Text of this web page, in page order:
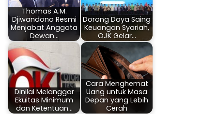
Thomas A.M.
Djiwandono Resmi
Menjabat Anggota
Dewan…
Dorong Daya Saing
Keuangan Syariah,
OJK Gelar…
Dinilai Melanggar
Ekuitas Minimum
dan Ketentuan…
Cara Menghemat
Uang untuk Masa
Depan yang Lebih
Cerah